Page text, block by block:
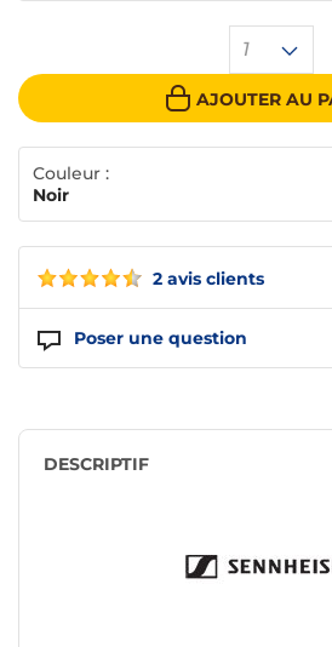
2 avis clients
Poser une question
1
AJOUTER AU
Couleur :
Noir
DESCRIPTIF